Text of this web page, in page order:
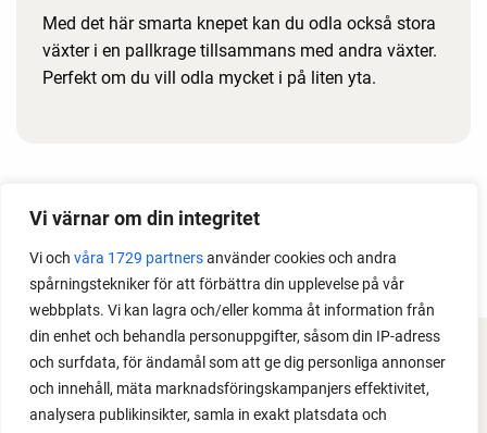
Vi värnar om din integritet
Vi och våra 1729 partnersanvänder cookies och andra
spårningstekniker för att förbättra din upplevelse på vår
webbplats. Vi kan lagra och/eller komma åt information från
din enhet och behandla personuppgifter, såsom din IP-adress
och surfdata, för ändamål som att ge dig personliga annonser
och innehåll, mäta marknadsföringskampanjers effektivitet,
analysera publikinsikter, samla in exakt platsdata och
Med det här smarta knepet kan du odla också stora
växter i en pallkrage tillsammans med andra växter.
Perfekt om du vill odla mycket i på liten yta.
FACEBOOK
YOUTUBE